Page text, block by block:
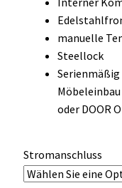
Kühl-/ Gefrierboxen
OCX 2 Serie
Geräte Optionen
Wissenswertes
manuelle
Steellock
oder DOOR
Stromanschluss